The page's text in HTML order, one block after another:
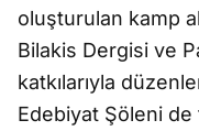
oluşturulan kamp
Bilakis Dergisi ve
katkılarıyla
Edebiyat Şöleni de